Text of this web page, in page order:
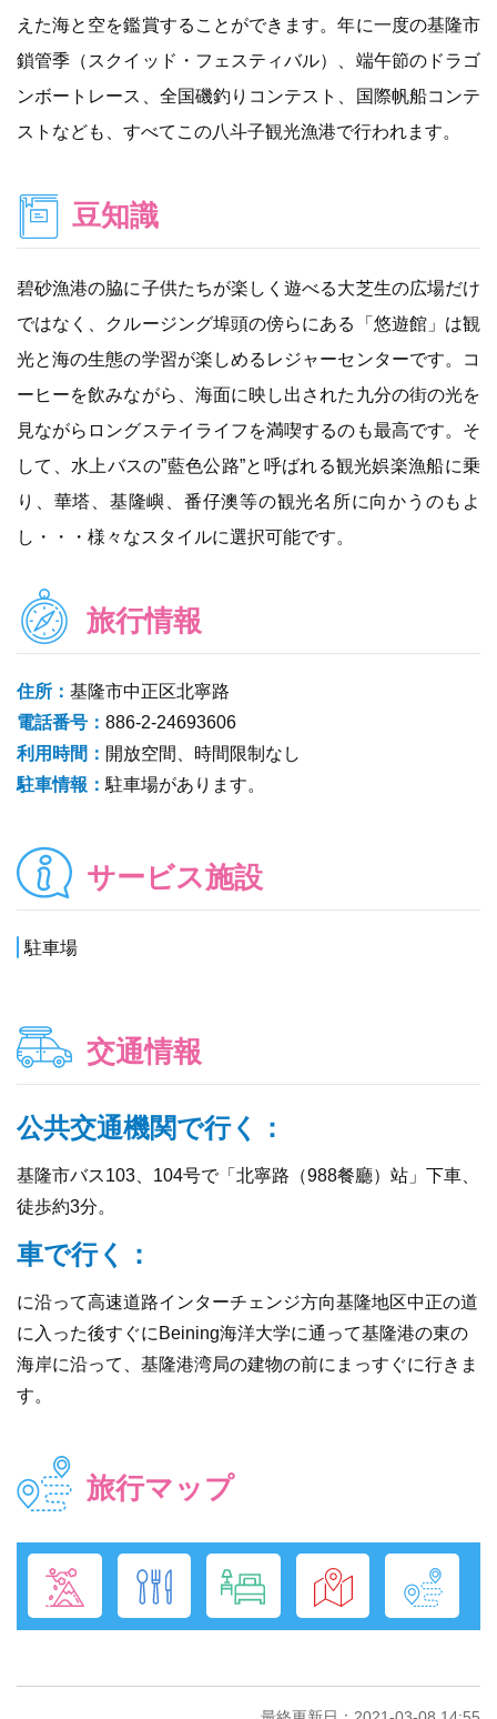
えた海と空を鑑賞することができます。年に一度の基隆市
鎖管季（スクイッド・フェスティバル）、端午節のドラゴ
ンボートレース、全国磯釣りコンテスト、国際帆船コンテ
ストなども、すべてこの八斗子観光漁港で行われます。
豆知識
碧砂漁港の脇に子供たちが楽しく遊べる大芝生の広場だけ
ではなく、クルージング埠頭の傍らにある「悠遊館」は観
光と海の生態の学習が楽しめるレジャーセンターです。コ
ーヒーを飲みながら、海面に映し出された九分の街の光を
見ながらロングステイライフを満喫するのも最高です。そ
して、水上バスの”藍色公路”と呼ばれる観光娯楽漁船に乗
り、華塔、基隆嶼、番仔澳等の観光名所に向かうのもよ
し・・・様々なスタイルに選択可能です。
旅行情報
住所： 基隆市中正区北寧路
電話番号： 886-2-24693606
利用時間： 開放空間、時間限制なし
駐車情報： 駐車場があります。
サービス施設
駐車場
交通情報
公共交通機関で行く：
基隆市バス103、104号で「北寧路（988餐廳）站」下車、
徒歩約3分。
車で行く：
に沿って高速道路インターチェンジ方向基隆地区中正の道
に入った後すぐにBeining海洋大学に通って基隆港の東の
海岸に沿って、基隆港湾局の建物の前にまっすぐに行きま
す。
旅行マップ